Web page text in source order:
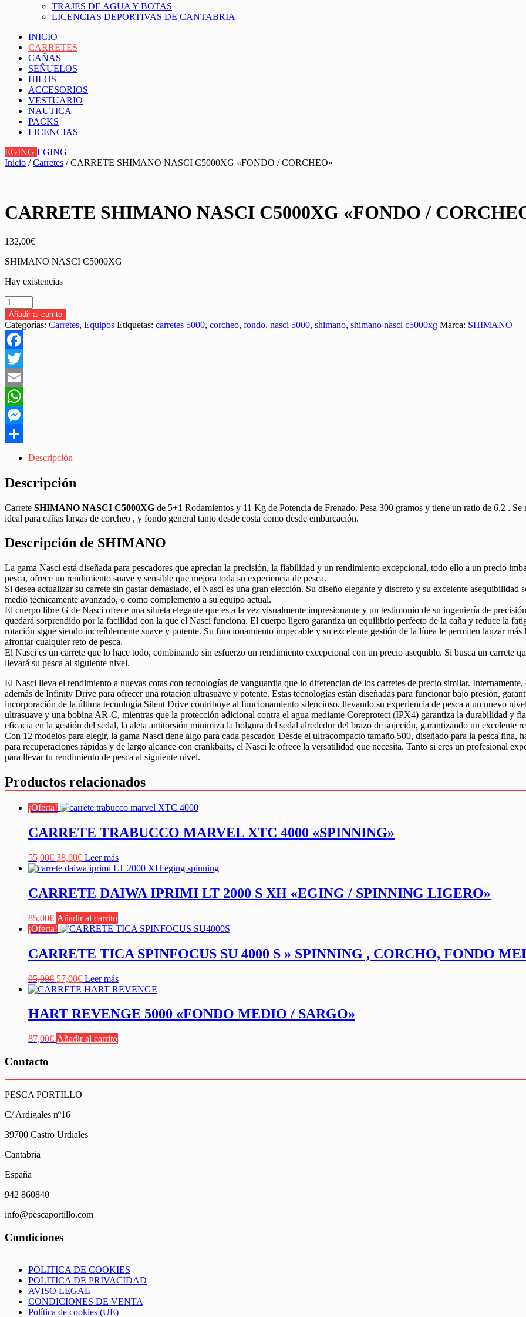
TRAJES DE AGUA Y BOTAS
LICENCIAS DEPORTIVAS DE CANTABRIA
INICIO
CARRETES
CAÑAS
SEÑUELOS
HILOS
ACCESORIOS
VESTUARIO
NAUTICA
PACKS
LICENCIAS
EGING EGING
Inicio /Carretes / CARRETE SHIMANO NASCI C5000XG «FONDO / CORCHEO»
CARRETE SHIMANO NASCI C5000XG «FONDO /
132,00€
SHIMANO NASCI C5000XG
Hay existencias
CARRETE
SHIMANO
NASCI
C5000XG
"FONDO
CORCHEO"
cantidad
Añadir al carrito
Categorías: Carretes, Equipos Etiquetas: carretes 5000, corcheo, fondo, nasci 5000, shimano, shimano nasci c5000xg Marca: SHIMANO
Facebook
Twitter
Email
WhatsApp
Messenger
Descripción
Descripción
Carrete SHIMANO NASCI C5000XG de 5+1 Rodamientos y 11 Kg de Potencia de Frenado. Pesa 300 gramos y tiene un ratio de 6.2 .
ideal para cañas largas de corcheo , y fondo general tanto desde costa como desde embarcación.
Descripción de SHIMANO
La gama Nasci está diseñada para pescadores que aprecian la precisión, la fiabilidad y un rendimiento excepcional, todo ello a un precio
pesca, ofrece un rendimiento suave y sensible que mejora toda su experiencia de pesca.
Si desea actualizar su carrete sin gastar demasiado, el Nasci es una gran elección. Su diseño elegante y discreto y su excelente asequibilidad
medio técnicamente avanzado, o como complemento a su equipo actual.
El cuerpo libre G de Nasci ofrece una silueta elegante que es a la vez visualmente impresionante y un testimonio de su ingeniería de
quedará sorprendido por la facilidad con la que el Nasci funciona. El cuerpo ligero garantiza un equilibrio perfecto de la caña y reduce la
rotación sigue siendo increíblemente suave y potente. Su funcionamiento impecable y su excelente gestión de la línea le permiten lanzar
afrontar cualquier reto de pesca.
El Nasci es un carrete que lo hace todo, combinando sin esfuerzo un rendimiento excepcional con un precio asequible. Si busca un carrete
llevará su pesca al siguiente nivel.
El Nasci lleva el rendimiento a nuevas cotas con tecnologías de vanguardia que lo diferencian de los carretes de precio similar.
además de Infinity Drive para ofrecer una rotación ultrasuave y potente. Estas tecnologías están diseñadas para funcionar bajo presión,
incorporación de la última tecnología Silent Drive contribuye al funcionamiento silencioso, llevando su experiencia de pesca a un nuevo
ultrasuave y una bobina AR-C, mientras que la protección adicional contra el agua mediante Coreprotect (IPX4) garantiza la durabilidad y
eficacia en la gestión del sedal, la aleta antitorsión minimiza la holgura del sedal alrededor del brazo de sujeción, garantizando un excelente
Con 12 modelos para elegir, la gama Nasci tiene algo para cada pescador. Desde el ultracompacto tamaño 500, diseñado para la pesca fina,
para recuperaciones rápidas y de largo alcance con crankbaits, el Nasci le ofrece la versatilidad que necesita. Tanto si eres un profesional
para llevar tu rendimiento de pesca al siguiente nivel.
Productos relacionados
¡Oferta!
CARRETE TRABUCCO MARVEL XTC 4000 «SPINNING»
55,00€ El
precio
era:
55,00€.
38,00€El
precio
es:
38,00€.
Leer más
CARRETE DAIWA IPRIMI LT 2000 S XH «EGING / SPINNING LIGERO»
85,00€ Añadir al carrito
¡Oferta!
CARRETE TICA SPINFOCUS SU 4000 S » SPINNING , CORCHO, FONDO
95,00€ El
precio
era:
95,00€.
57,00€El
precio
es:
57,00€.
Leer más
HART REVENGE 5000 «FONDO MEDIO / SARGO»
87,00€ Añadir al carrito
Contacto
PESCA PORTILLO
C/ Ardigales nº16
39700 Castro Urdiales
Cantabria
España
942 860840
info@pescaportillo.com
Condiciones
POLITICA DE COOKIES
POLITICA DE PRIVACIDAD
AVISO LEGAL
CONDICIONES DE VENTA
Política de cookies (UE)